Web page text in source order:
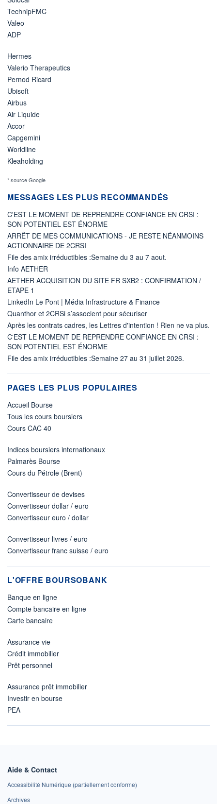
TechnipFMC
Valeo
ADP
Hermes
Valerio Therapeutics
Pernod Ricard
Ubisoft
Airbus
Air Liquide
Accor
Capgemini
Worldline
Kleaholding
* source Google
MESSAGES LES PLUS RECOMMANDÉS
C'EST LE MOMENT DE REPRENDRE CONFIANCE EN CRSI :
SON POTENTIEL EST ÉNORME
ARRÊT DE MES COMMUNICATIONS - JE RESTE NÉANMOINS
ACTIONNAIRE DE 2CRSI
File des amix irréductibles :Semaine du 3 au 7 aout.
Info AETHER
AETHER ACQUISITION DU SITE FR SXB2 : CONFIRMATION /
ETAPE 1
LinkedIn Le Pont | Média Infrastructure & Finance
Quanthor et 2CRSi s’associent pour sécuriser
Après les contrats cadres, les Lettres d'intention ! Rien ne va plus.
C'EST LE MOMENT DE REPRENDRE CONFIANCE EN CRSI :
SON POTENTIEL EST ÉNORME
File des amix irréductibles :Semaine 27 au 31 juillet 2026.
PAGES LES PLUS POPULAIRES
Accueil Bourse
Tous les cours boursiers
Cours CAC 40
Indices boursiers internationaux
Palmarès Bourse
Cours du Pétrole (Brent)
Convertisseur de devises
Convertisseur dollar / euro
Convertisseur euro / dollar
Convertisseur livres / euro
Convertisseur franc suisse / euro
L'OFFRE BOURSOBANK
Banque en ligne
Compte bancaire en ligne
Carte bancaire
Assurance vie
Crédit immobilier
Prêt personnel
Assurance prêt immobilier
Investir en bourse
PEA
Aide & Contact
Accessibilité Numérique (partiellement conforme)
Archives